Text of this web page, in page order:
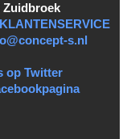
Zuidbroek
s.nl
op Twitter